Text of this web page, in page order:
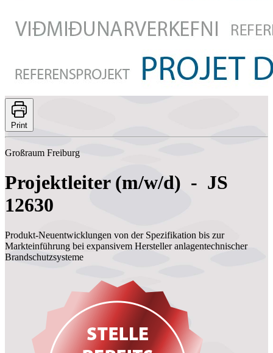
Print
Großraum Freiburg
Projektleiter (m/w/d) - JS
12630
Produkt-Neuentwicklungen von der Spezifikation bis zur
Markteinführung bei expansivem Hersteller anlagentechnischer
Brandschutzsysteme